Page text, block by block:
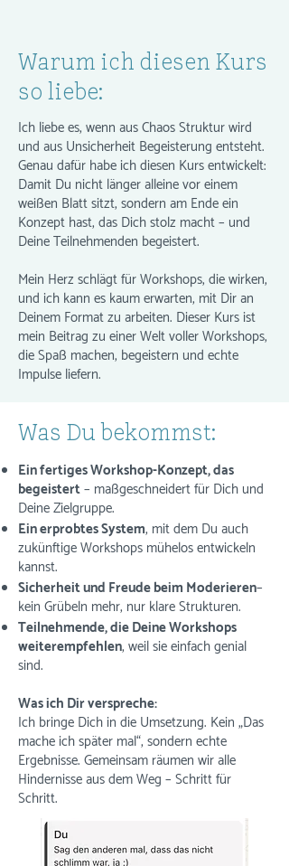
Warum ich diesen Kurs
so liebe:
Ich liebe es, wenn aus Chaos Struktur wird
und aus Unsicherheit Begeisterung entsteht.
Genau dafür habe ich diesen Kurs entwickelt:
Damit Du nicht länger alleine vor einem
weißen Blatt sitzt, sondern am Ende ein
Konzept hast, das Dich stolz macht – und
Deine Teilnehmenden begeistert.
Mein Herz schlägt für Workshops, die wirken,
und ich kann es kaum erwarten, mit Dir an
Deinem Format zu arbeiten. Dieser Kurs ist
mein Beitrag zu einer Welt voller Workshops,
die Spaß machen, begeistern und echte
Impulse liefern.
Was Du bekommst:
Ein fertiges Workshop-Konzept, das
begeistert– maßgeschneidert für Dich und
Deine Zielgruppe.
Ein erprobtes System, mit dem Du auch
zukünftige Workshops mühelos entwickeln
kannst.
Sicherheit und Freude beim Moderieren–
kein Grübeln mehr, nur klare Strukturen.
Teilnehmende, die Deine Workshops
weiterempfehlen, weil sie einfach genial
sind.
Was ich Dir verspreche:
Ich bringe Dich in die Umsetzung. Kein „Das
mache ich später mal“, sondern echte
Ergebnisse. Gemeinsam räumen wir alle
Hindernisse aus dem Weg – Schritt für
Schritt.